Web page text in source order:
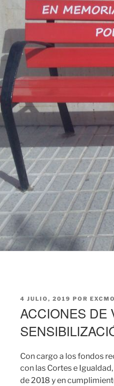
PUBLICADO
4 JULIO, 2019 POR
ACCIONES DE
Con cargo a los fondos
con las Cortes e
de 2018 y en